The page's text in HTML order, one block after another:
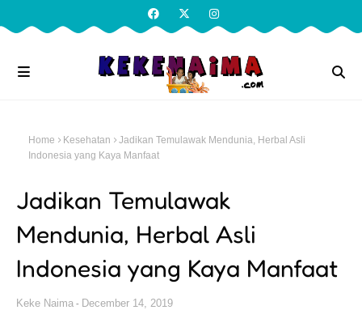
Home Kesehatan
Jadikan Temulawak Mendunia, Herbal Asli
Indonesia yang Kaya Manfaat
Jadikan Temulawak
Mendunia, Herbal Asli
Indonesia yang Kaya Manfaat
Keke Naima December 14, 2019